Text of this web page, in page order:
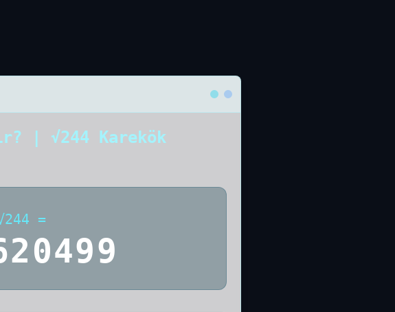
| √244 Karekök
244 =